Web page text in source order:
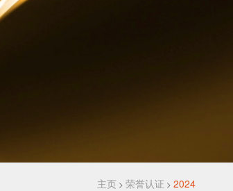
主页 >荣誉认证 >2024